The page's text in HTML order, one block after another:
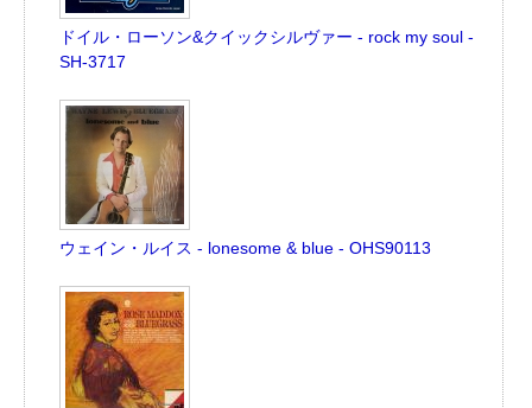
ドイル・ローソン&クイックシルヴァー - rock my soul -
SH-3717
ウェイン・ルイス - lonesome & blue - OHS90113